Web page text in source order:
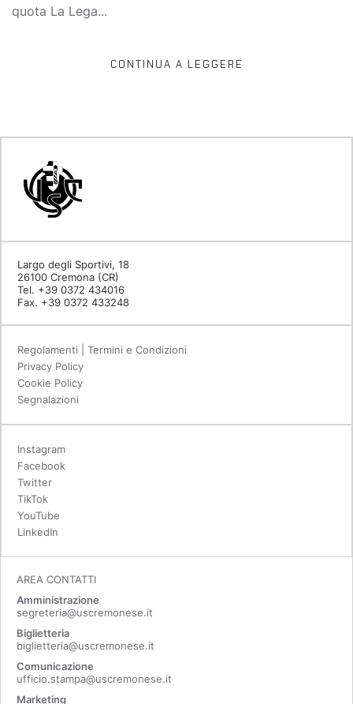
quota La Lega...
CONTINUA A LEGGERE
Largo degli Sportivi, 18
26100 Cremona (CR)
Tel. +39 0372 434016
Fax. +39 0372 433248
Regolamenti | Termini e Condizioni
Privacy Policy
Cookie Policy
Segnalazioni
Instagram
Facebook
Twitter
TikTok
YouTube
LinkedIn
AREA CONTATTI
Amministrazione
segreteria@uscremonese.it
Biglietteria
biglietteria@uscremonese.it
Comunicazione
ufficio.stampa@uscremonese.it
Marketing